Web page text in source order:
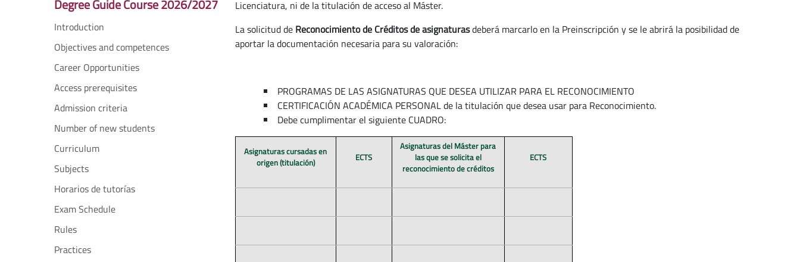
Degree Guide Course 2026/2027
Introduction
Objectives and competences
Career Opportunities
Access prerequisites
Admission criteria
Number of new students
Curriculum
Subjects
Horarios de tutorías
Exam Schedule
Rules
Practices
Licenciatura, ni de la titulación de acceso al Máster.
La solicitud de Reconocimiento de Créditos de asignaturasdeberá marcarlo en la Preinscripción y se le abrirá la posibilidad de
aportar la documentación necesaria para su valoración:
PROGRAMAS DE LAS ASIGNATURAS QUE DESEA UTILIZAR PARA EL RECONOCIMIENTO
CERTIFICACIÓN ACADÉMICA PERSONAL de la titulación que desea usar para Reconocimiento.
Debe cumplimentar el siguiente CUADRO:
Asignaturas cursadas en
origen (titulación)
ECTS
Asignaturas del Máster para
las que se solicita el
reconocimiento de créditos
ECTS